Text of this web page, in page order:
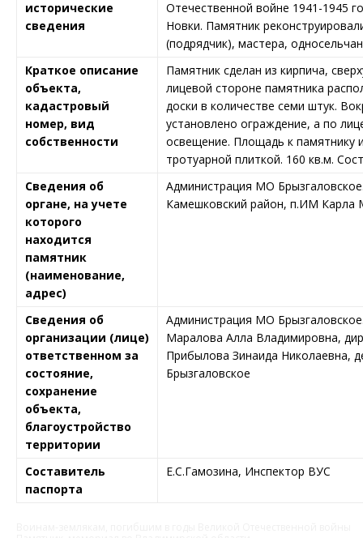
исторические
сведения
Отечественной войне 1941-1945
Новки. Памятник
(подрядчик), мастера,
Краткое описание
объекта,
кадастровый
номер, вид
собственности
Памятник сделан из кирпича,
лицевой стороне памятника
доски в количестве семи штук.
установлено ограждение, а по
освещение. Площадь к памятнику
тротуарной плиткой. 160 кв.м.
Сведения об
органе, на учете
которого
находится
памятник
(наименование,
адрес)
Администрация МО
Камешковский район, п.ИМ Карла
Сведения об
организации (лице)
ответственном за
состояние,
сохранение
объекта,
благоустройство
территории
Администрация МО
Маралова Алла Владимировна,
Прибылова Зинаида Николаевна,
Брызгаловское
Составитель
паспорта
Е.С.Гамозина, Инспектор ВУС